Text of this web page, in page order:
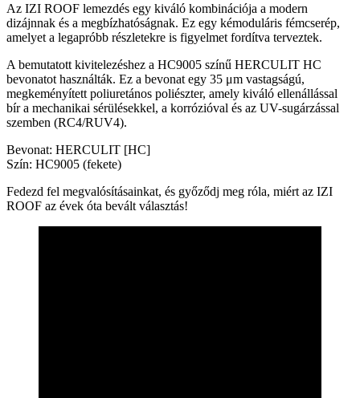
Az IZI ROOF lemezdés egy kiváló kombinációja a modern
dizájnnak és a megbízhatóságnak. Ez egy kémoduláris fémcserép,
amelyet a legapróbb részletekre is figyelmet fordítva terveztek.
A bemutatott kivitelezéshez a HC9005 színű HERCULIT HC
bevonatot használták. Ez a bevonat egy 35 μm vastagságú,
megkeményített poliuretános poliészter, amely kiváló ellenállással
bír a mechanikai sérülésekkel, a korrózióval és az UV-sugárzással
szemben (RC4/RUV4).
Bevonat: HERCULIT [HC]
Szín: HC9005 (fekete)
Fedezd fel megvalósításainkat, és győződj meg róla, miért az IZI
ROOF az évek óta bevált választás!